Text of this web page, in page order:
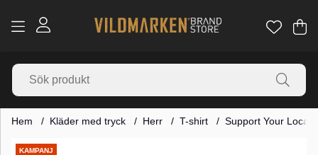
.
Hem Kläder med tryck Herr T-shirt Support Your Local
KAMPANJ
Produktbilder